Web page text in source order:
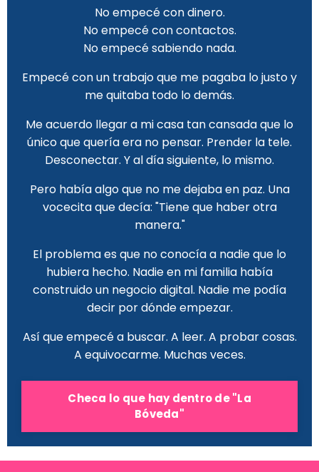
No empecé con dinero.
No empecé con contactos.
No empecé sabiendo nada.
Empecé con un trabajo que me pagaba lo justo y
me quitaba todo lo demás.
Me acuerdo llegar a mi casa tan cansada que lo
único que quería era no pensar. Prender la tele.
Desconectar. Y al día siguiente, lo mismo.
Pero había algo que no me dejaba en paz. Una
vocecita que decía: "Tiene que haber otra
manera."
El problema es que no conocía a nadie que lo
hubiera hecho. Nadie en mi familia había
construido un negocio digital. Nadie me podía
decir por dónde empezar.
Así que empecé a buscar. A leer. A probar cosas.
A equivocarme. Muchas veces.
Checa lo que hay dentro de "La
Bóveda"